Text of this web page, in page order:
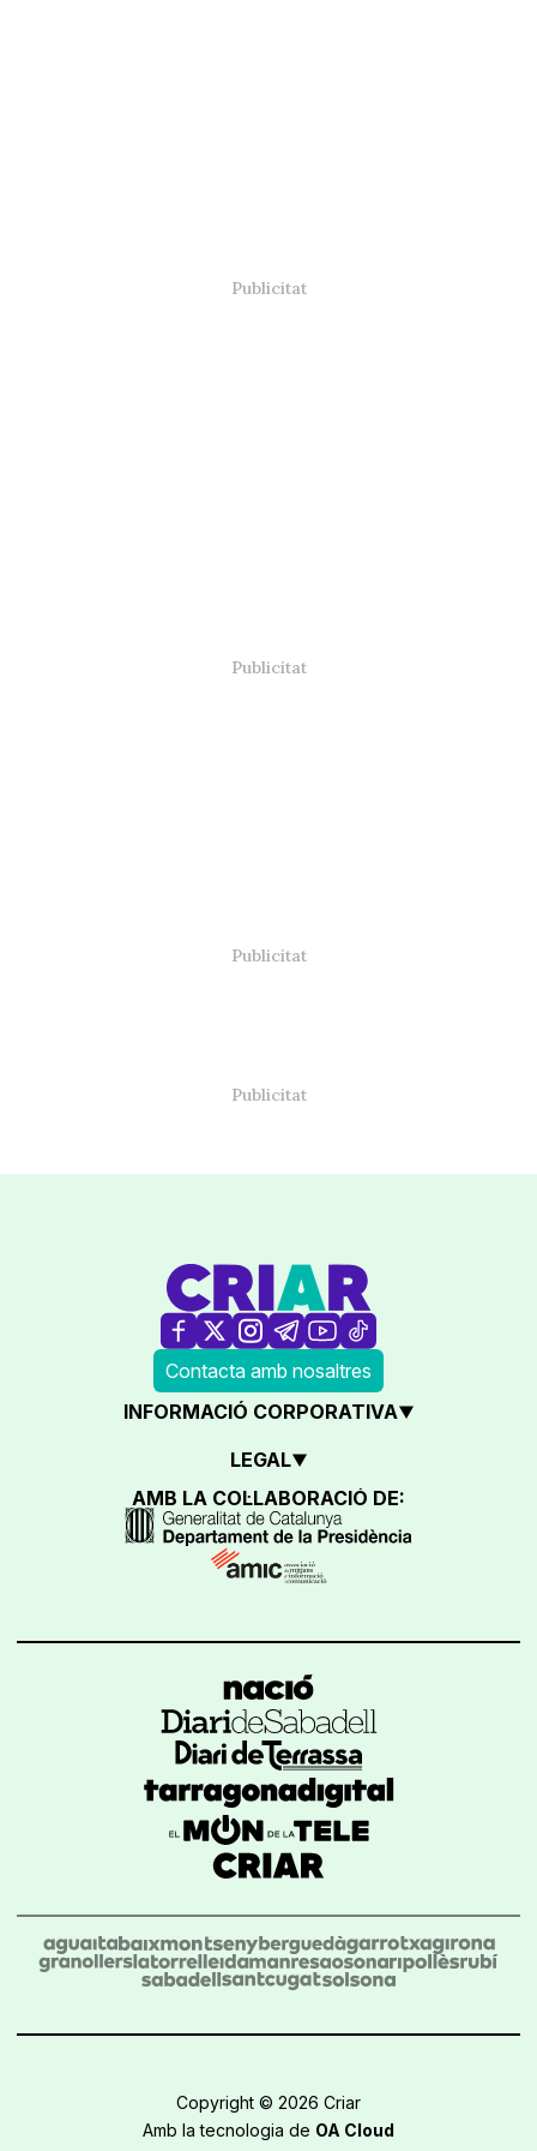
Contacta amb nosaltres
INFORMACIÓ CORPORATIVA
LEGAL
AMB LA COL·LABORACIÓ DE:
Copyright © 2026 Criar
Amb la tecnologia de OA Cloud